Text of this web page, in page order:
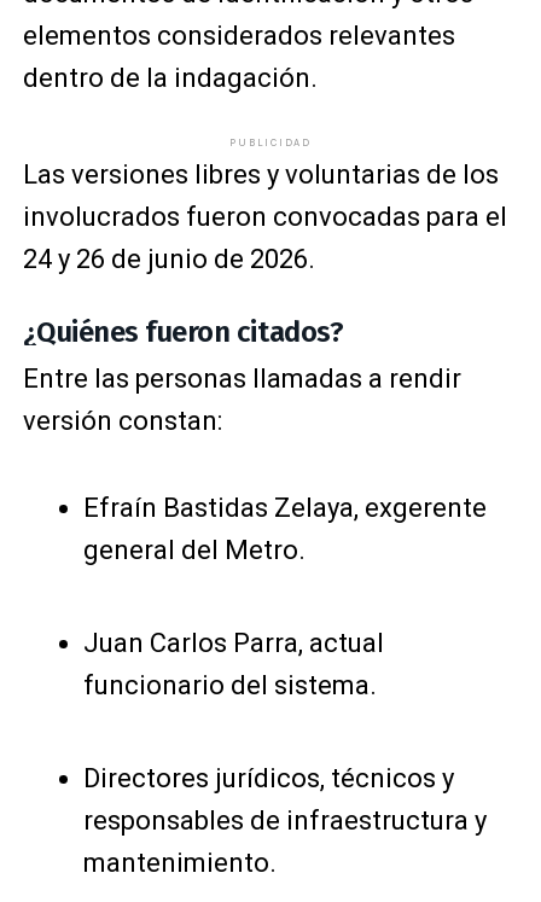
elementos considerados relevantes
dentro de la indagación.
PUBLICIDAD
Las versiones libres y voluntarias de los
involucrados fueron convocadas para el
24 y 26 de junio de 2026.
¿Quiénes fueron citados?
Entre las personas llamadas a rendir
versión constan:
Efraín Bastidas Zelaya, exgerente
general del Metro.
Juan Carlos Parra, actual
funcionario del sistema.
Directores jurídicos, técnicos y
responsables de infraestructura y
mantenimiento.